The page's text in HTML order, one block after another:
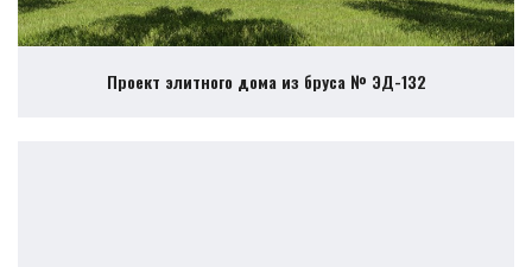
Проект элитного дома из бруса № ЭД-132